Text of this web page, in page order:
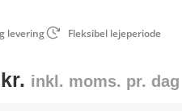
levering Fleksibel lejeperiode
kr. inkl. moms. pr. dag